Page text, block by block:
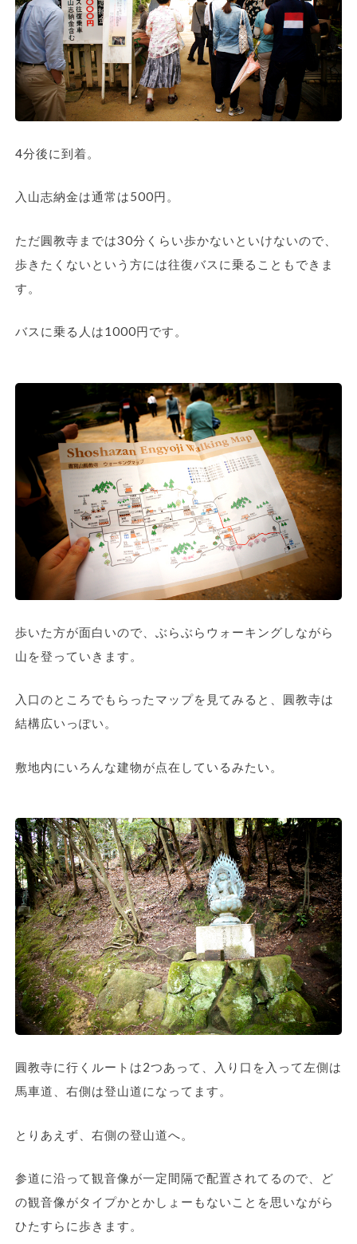
4分後に到着。
入山志納金は通常は500円。
ただ圓教寺までは30分くらい歩かないといけないので、
歩きたくないという方には往復バスに乗ることもできま
す。
バスに乗る人は1000円です。
歩いた方が面白いので、ぶらぶらウォーキングしながら
山を登っていきます。
入口のところでもらったマップを見てみると、圓教寺は
結構広いっぽい。
敷地内にいろんな建物が点在しているみたい。
圓教寺に行くルートは2つあって、入り口を入って左側は
馬車道、右側は登山道になってます。
とりあえず、右側の登山道へ。
参道に沿って観音像が一定間隔で配置されてるので、ど
の観音像がタイプかとかしょーもないことを思いながら
ひたすらに歩きます。